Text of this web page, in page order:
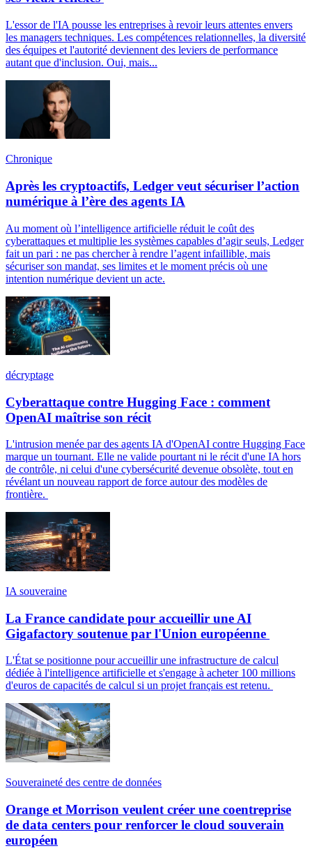
L'essor de l'IA pousse les entreprises à revoir leurs attentes envers
les managers techniques. Les compétences relationnelles, la diversité
des équipes et l'autorité deviennent des leviers de performance
autant que d'inclusion. Oui, mais...
Chronique
Après les cryptoactifs, Ledger veut sécuriser l’action
numérique à l’ère des agents IA
Au moment où l’intelligence artificielle réduit le coût des
cyberattaques et multiplie les systèmes capables d’agir seuls, Ledger
fait un pari : ne pas chercher à rendre l’agent infaillible, mais
sécuriser son mandat, ses limites et le moment précis où une
intention numérique devient un acte.
décryptage
Cyberattaque contre Hugging Face : comment
OpenAI maîtrise son récit
L'intrusion menée par des agents IA d'OpenAI contre Hugging Face
marque un tournant. Elle ne valide pourtant ni le récit d'une IA hors
de contrôle, ni celui d'une cybersécurité devenue obsolète, tout en
révélant un nouveau rapport de force autour des modèles de
frontière.
IA souveraine
La France candidate pour accueillir une AI
Gigafactory soutenue par l'Union européenne
L'État se positionne pour accueillir une infrastructure de calcul
dédiée à l'intelligence artificielle et s'engage à acheter 100 millions
d'euros de capacités de calcul si un projet français est retenu.
Souveraineté des centre de données
Orange et Morrison veulent créer une coentreprise
de data centers pour renforcer le cloud souverain
européen